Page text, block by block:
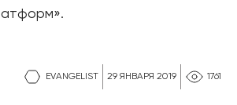
EVANGELIST 29 ЯНВАРЯ 2019 1761